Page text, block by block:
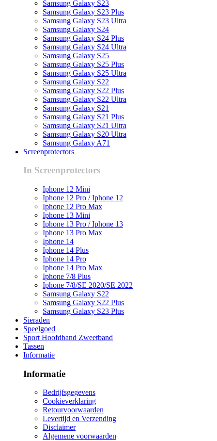
Samsung Galaxy S23
Samsung Galaxy S23 Plus
Samsung Galaxy S23 Ultra
Samsung Galaxy S24
Samsung Galaxy S24 Plus
Samsung Galaxy S24 Ultra
Samsung Galaxy S25
Samsung Galaxy S25 Plus
Samsung Galaxy S25 Ultra
Samsung Galaxy S22
Samsung Galaxy S22 Plus
Samsung Galaxy S22 Ultra
Samsung Galaxy S21
Samsung Galaxy S21 Plus
Samsung Galaxy S21 Ultra
Samsung Galaxy S20 Ultra
Samsung Galaxy A71
Screenprotectors
In Screenprotectors
Iphone 12 Mini
Iphone 12 Pro / Iphone 12
Iphone 12 Pro Max
Iphone 13 Mini
Iphone 13 Pro / Iphone 13
Iphone 13 Pro Max
Iphone 14
Iphone 14 Plus
Iphone 14 Pro
Iphone 14 Pro Max
Iphone 7/8 Plus
Iphone 7/8/SE 2020/SE 2022
Samsung Galaxy S22
Samsung Galaxy S22 Plus
Samsung Galaxy S23 Plus
Sieraden
Speelgoed
Sport Hoofdband Zweetband
Tassen
Informatie
Informatie
Bedrijfsgegevens
Cookieverklaring
Retourvoorwaarden
Levertijd en Verzending
Disclaimer
Algemene voorwaarden